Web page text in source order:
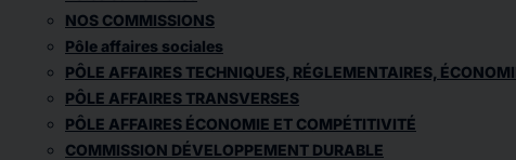
NOS COMMISSIONS
Pôle affaires sociales
PÔLE AFFAIRES TECHNIQUES, RÉGLEMENTAIRES,
PÔLE AFFAIRES TRANSVERSES
PÔLE AFFAIRES ÉCONOMIE ET COMPÉTITIVITÉ
COMMISSION DÉVELOPPEMENT DURABLE